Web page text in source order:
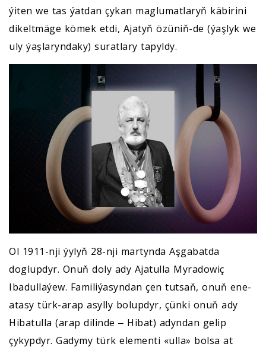
ýiten we tas ýatdan çykan maglumatlaryň käbirini
dikeltmäge kömek etdi, Ajatyň özüniň-de (ýaşlyk we
uly ýaşlaryndaky) suratlary tapyldy.
Ol 1911-nji ýylyň 28-nji martynda Aşgabatda
doglupdyr. Onuň doly ady Ajatulla Myradowiç
Ibadullaýew. Familiýasyndan çen tutsaň, onuň ene-
atasy türk-arap asylly bolupdyr, çünki onuň ady
Hibatulla (arap dilinde ‒ Hibat) adyndan gelip
çykypdyr. Gadymy türk elementi «ulla» bolsa at